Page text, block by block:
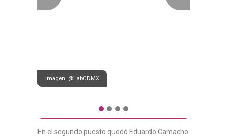
Imagen: @LabCDMX
En el segundo puesto quedó Eduardo Camacho